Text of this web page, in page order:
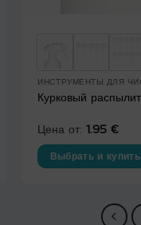
ИНСТРУМЕНТЫ ДЛЯ
Курковый
Цена от:1.95€
Выбрать и купить